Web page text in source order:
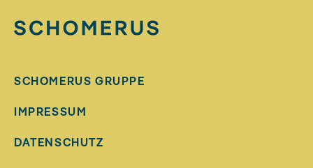
SCHOMERUS GRUPPE
IMPRESSUM
DATENSCHUTZ